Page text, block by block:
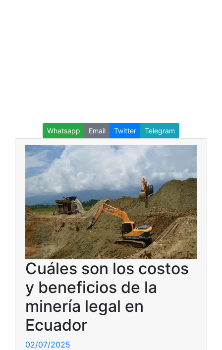
Whatsapp Email Twitter Telegram
Cuáles son los costos
y beneficios de la
minería legal en
Ecuador
02/07/2025